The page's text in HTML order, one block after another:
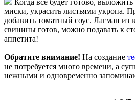
Когда все будет готово,
миски, украсить листьями укропа.
добавить томатный соус. Лагман из
свинины готов, можно подавать к
аппетита!
Обратите внимание! На создание
не потребуется много времени, а
нежными и одновременно